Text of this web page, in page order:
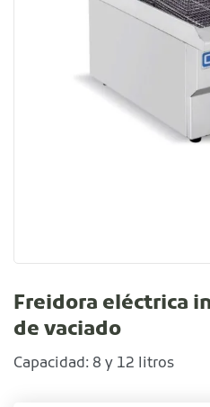
Freidora eléctrica
de vaciado
Capacidad: 8 y 12 litros